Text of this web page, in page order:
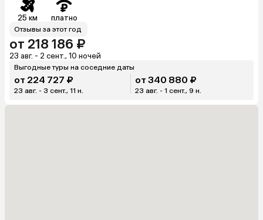
25 км платно
Отзывы за этот год
от 218 186 ₽
23 авг. - 2 сент., 10 ночей
Выгодные туры на соседние даты
от 224 727 ₽
23 авг. - 3 сент., 11 н.
от 340 880 ₽
23 авг. - 1 сент., 9 н.